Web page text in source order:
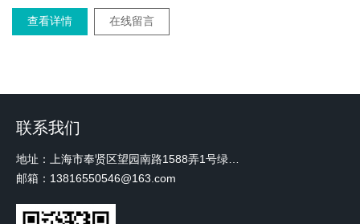
查看详情 在线留言
联系我们
邮箱：13816550546@163.com